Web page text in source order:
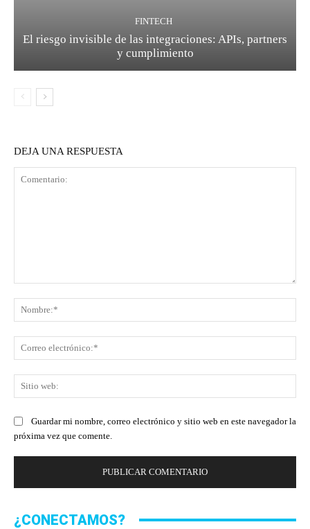
FINTECH
El riesgo invisible de las integraciones: APIs, partners
y cumplimiento
DEJA UNA RESPUESTA
Guardar mi nombre, correo electrónico y sitio web en este navegador la
próxima vez que comente.
¿CONECTAMOS?